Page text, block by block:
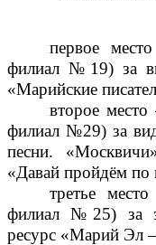
первое
филиал №19) за
«Марийские
второе
филиал №29) за
песни.
«Давай пройдём
третье
филиал №25) за
ресурс «Марий Эл